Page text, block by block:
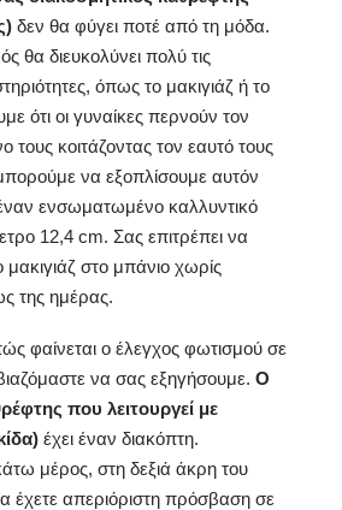
δεν θα φύγει ποτέ από τη μόδα.
θα διευκολύνει πολύ τις
όπως το μακιγιάζ ή το
ότι οι γυναίκες περνούν τον
τους κοιτάζοντας τον εαυτό τους
να εξοπλίσουμε αυτόν
ενσωματωμένο καλλυντικό
12,4 cm. Σας επιτρέπει να
μακιγιάζ στο μπάνιο χωρίς
της ημέρας.
φαίνεται ο έλεγχος φωτισμού σε
να σας εξηγήσουμε. Ο
που λειτουργεί με
έχει έναν διακόπτη.
μέρος, στη δεξιά άκρη του
έχετε απεριόριστη πρόσβαση σε